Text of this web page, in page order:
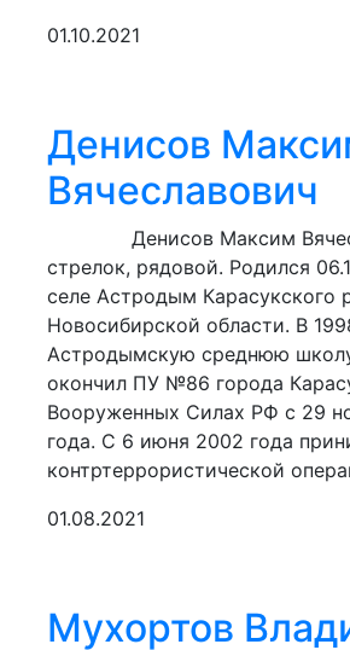
01.10.2021
Денисов
Вячеславович
Денисов Максим
стрелок, рядовой. Родился
селе Астродым Карасукского
Новосибирской области. В
Астродымскую среднюю
окончил ПУ №86 города
Вооруженных Силах РФ с 29
года. С 6 июня 2002 года
контртеррористической
01.08.2021
Мухортов